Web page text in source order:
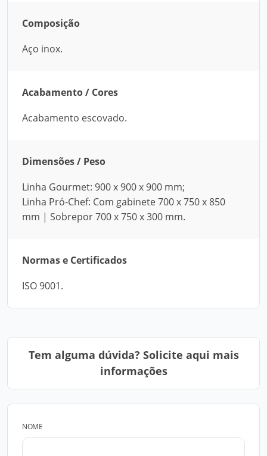
Composição
Aço inox.
Acabamento / Cores
Acabamento escovado.
Dimensões / Peso
Linha Gourmet: 900 x 900 x 900 mm;
Linha Pró-Chef: Com gabinete 700 x 750 x 850
mm | Sobrepor 700 x 750 x 300 mm.
Normas e Certificados
ISO 9001.
Tem alguma dúvida? Solicite aqui mais
informações
NOME